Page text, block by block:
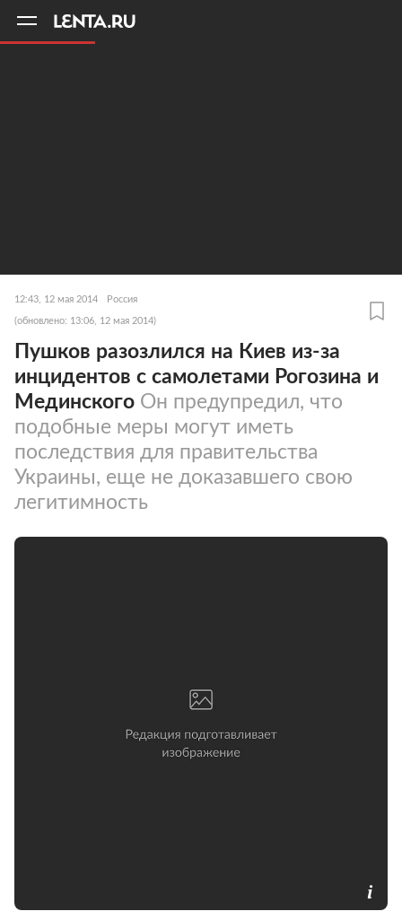
12:43, 12 мая 2014 Россия
(обновлено: 13:06, 12 мая 2014)
Пушков разозлился на Киев из-за
инцидентов с самолетами Рогозина и
Мединского Он предупредил, что
подобные меры могут иметь
последствия для правительства
Украины, еще не доказавшего свою
легитимность